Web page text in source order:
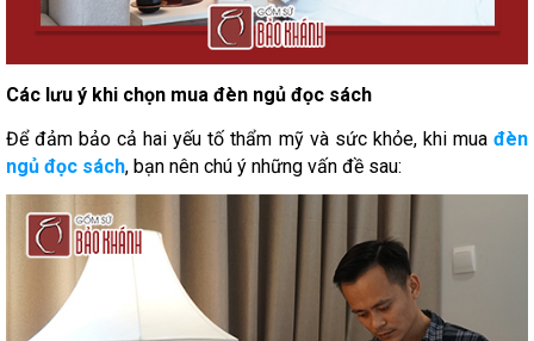
Các lưu ý khi chọn mua đèn ngủ đọc sách
Để đảm bảo cả hai yếu tố thẩm mỹ và sức khỏe, khi mua đèn
ngủ đọc sách, bạn nên chú ý những vấn đề sau: